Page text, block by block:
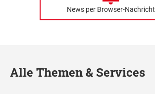
News per Browser-Nachricht
Alle Themen & Services